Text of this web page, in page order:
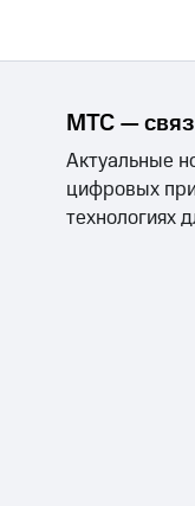
МТС —
Актуальные
цифровых
технологиях